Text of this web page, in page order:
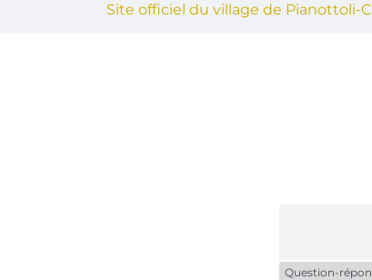
Site officiel du village de Pianottoli-
Question-